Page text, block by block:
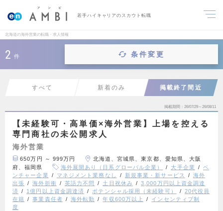
若手ハイキャリアのスカウト転職
北海道の海外営業の転職・求人情報
2 件 条件変更
すべて 新着のみ 掲載終了間近
掲載期間 26/07/29～26/08/11
【未経験可・高単価×海外営業】上場を控える
専門商社の未公開求人
海外営業
650万円 ～ 999万円
北海道、宮城県、東京都、愛知県、大阪
府、福岡県
海外展開あり（日系グローバル企業） 大手企業
ベ
ンチャー企業
マネジメント業務なし 新規事業・新サービス
海外
出張
海外折衝 英語力不問 土日祝休み
3,000万円以上資金調達
済
1億円以上資金調達済 ポテンシャル採用（未経験可）
20代役員
在籍
事業責任者 海外転勤 年収600万以上
インセンティブ制
度